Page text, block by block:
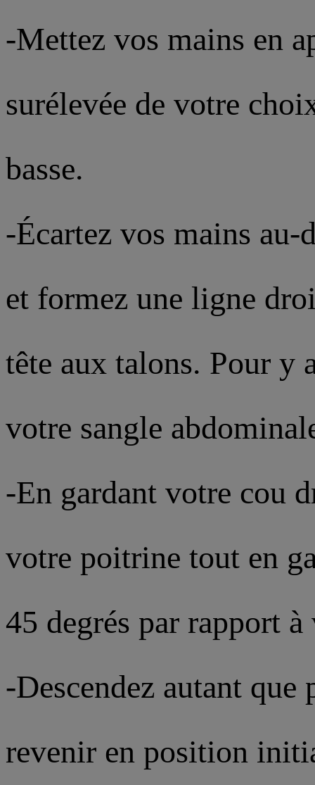
-Mettez vos mains en
surélevée de votre
basse.
-Écartez vos mains au-
et formez une ligne
tête aux talons. Pour y
votre sangle
-En gardant votre cou
votre poitrine tout en
45 degrés par rapport
-Descendez autant que
revenir en position